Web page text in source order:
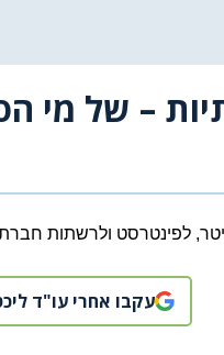
– של מי
לפינטרסט ולרשתות
עקבו אחרי עו"ד